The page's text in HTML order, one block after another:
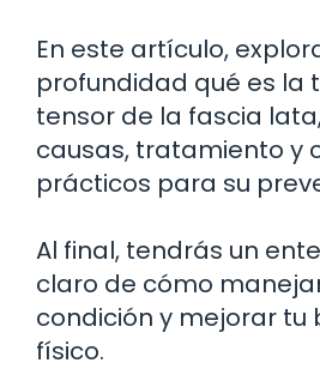
En este artículo,
profundidad qué es la
tensor de la fascia
causas, tratamiento y
prácticos para su
Al final, tendrás un
claro de cómo
condición y mejorar tu
físico.